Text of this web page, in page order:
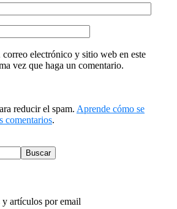
electrónico y sitio web en este
vez que haga un comentario.
reducir el spam. Aprende cómo se
comentarios.
y artículos por email